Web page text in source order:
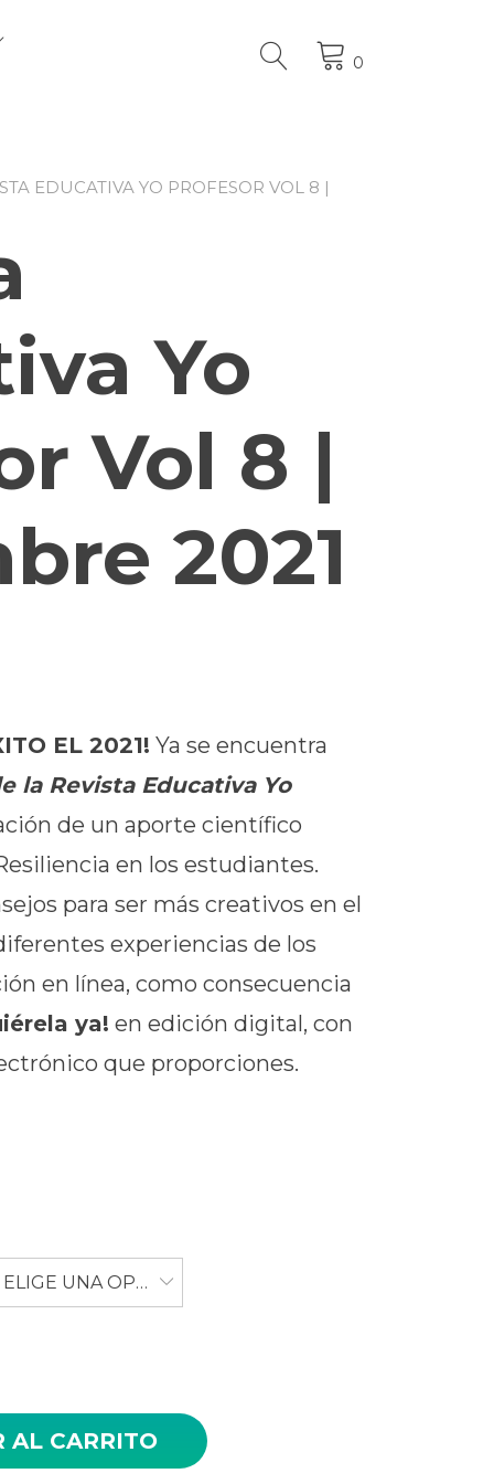
0
EDUCATIVA YO PROFESOR VOL 8 |
Yo
Vol 8 |
2021
EL 2021! Ya se encuentra
la Revista Educativa Yo
de un aporte científico
en los estudiantes.
para ser más creativos en el
experiencias de los
en línea, como consecuencia
ya! en edición digital, con
que proporciones.
ELIGE UNA OPCIÓN
8 | Diciembre 2021 cantidad
AL CARRITO